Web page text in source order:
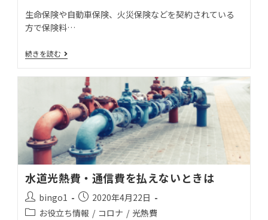
生命保険や自動車保険、火災保険などを契約されている
方で保険料…
続きを読む
水道光熱費・通信費を払えないときは
bingo1
2020年4月22日
お役立ち情報 / コロナ / 光熱費